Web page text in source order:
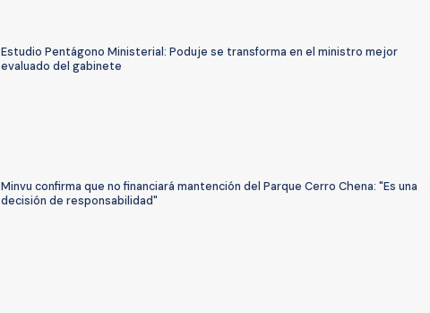
Estudio Pentágono Ministerial: Poduje se transforma en el ministro mejor
evaluado del gabinete
Minvu confirma que no financiará mantención del Parque Cerro Chena: "Es una
decisión de responsabilidad"